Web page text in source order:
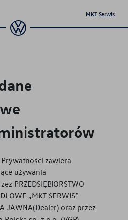
MKT Serwis
zawiera
używania
PRZEDSIĘBIORSTWO
„MKT SERWIS”
JAWNA(Dealer) oraz przez